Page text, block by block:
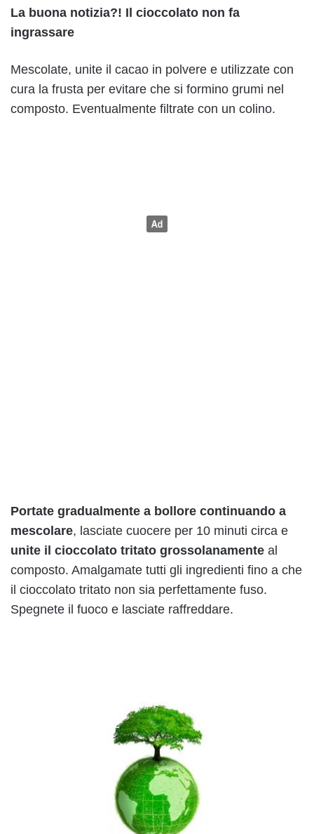
La buona notizia?! Il cioccolato non fa
ingrassare
Mescolate, unite il cacao in polvere e utilizzate con
cura la frusta per evitare che si formino grumi nel
composto. Eventualmente filtrate con un colino.
Portate gradualmente a bollore continuando a
mescolare, lasciate cuocere per 10 minuti circa e
unite il cioccolato tritato grossolanamente al
composto. Amalgamate tutti gli ingredienti fino a che
il cioccolato tritato non sia perfettamente fuso.
Spegnete il fuoco e lasciate raffreddare.